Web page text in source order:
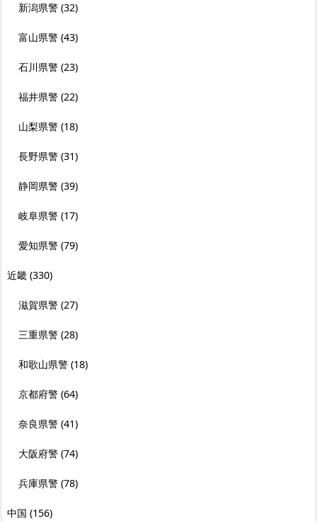
新潟県警 (32)
富山県警 (43)
石川県警 (23)
福井県警 (22)
山梨県警 (18)
長野県警 (31)
静岡県警 (39)
岐阜県警 (17)
愛知県警 (79)
近畿 (330)
滋賀県警 (27)
三重県警 (28)
和歌山県警 (18)
京都府警 (64)
奈良県警 (41)
大阪府警 (74)
兵庫県警 (78)
中国 (156)